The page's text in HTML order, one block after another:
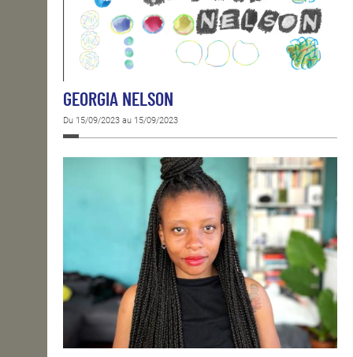
GEORGIA NELSON
Du 15/09/2023 au 15/09/2023